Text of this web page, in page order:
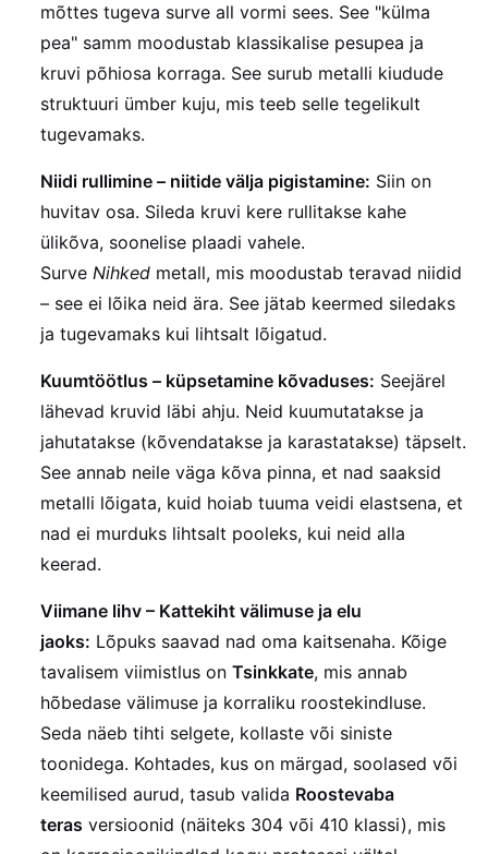
mõttes tugeva surve all vormi sees. See "külma
pea" samm moodustab klassikalise pesupea ja
kruvi põhiosa korraga. See surub metalli kiudude
struktuuri ümber kuju, mis teeb selle tegelikult
tugevamaks.
Niidi rullimine – niitide välja pigistamine: Siin on
huvitav osa. Sileda kruvi kere rullitakse kahe
ülikõva, soonelise plaadi vahele.
SurveNihked metall, mis moodustab teravad niidid
– see ei lõika neid ära. See jätab keermed siledaks
ja tugevamaks kui lihtsalt lõigatud.
Kuumtöötlus – küpsetamine kõvaduses: Seejärel
lähevad kruvid läbi ahju. Neid kuumutatakse ja
jahutatakse (kõvendatakse ja karastatakse) täpselt.
See annab neile väga kõva pinna, et nad saaksid
metalli lõigata, kuid hoiab tuuma veidi elastsena, et
nad ei murduks lihtsalt pooleks, kui neid alla
keerad.
Viimane lihv – Kattekiht välimuse ja elu
jaoks: Lõpuks saavad nad oma kaitsenaha. Kõige
tavalisem viimistlus onTsinkkate, mis annab
hõbedase välimuse ja korraliku roostekindluse.
Seda näeb tihti selgete, kollaste või siniste
toonidega. Kohtades, kus on märgad, soolased või
keemilised aurud, tasub valida Roostevaba
teras versioonid (näiteks 304 või 410 klassi), mis